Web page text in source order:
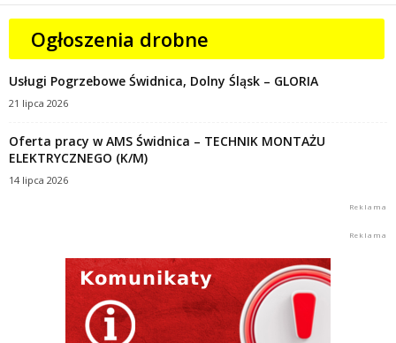
Ogłoszenia drobne
Usługi Pogrzebowe Świdnica, Dolny Śląsk – GLORIA
21 lipca 2026
Oferta pracy w AMS Świdnica – TECHNIK MONTAŻU
ELEKTRYCZNEGO (K/M)
14 lipca 2026